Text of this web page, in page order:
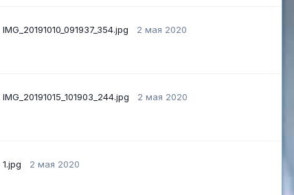
IMG_20191010_091937_354.jpg
2 мая 2020
IMG_20191015_101903_244.jpg
2 мая 2020
1.jpg 2 мая 2020